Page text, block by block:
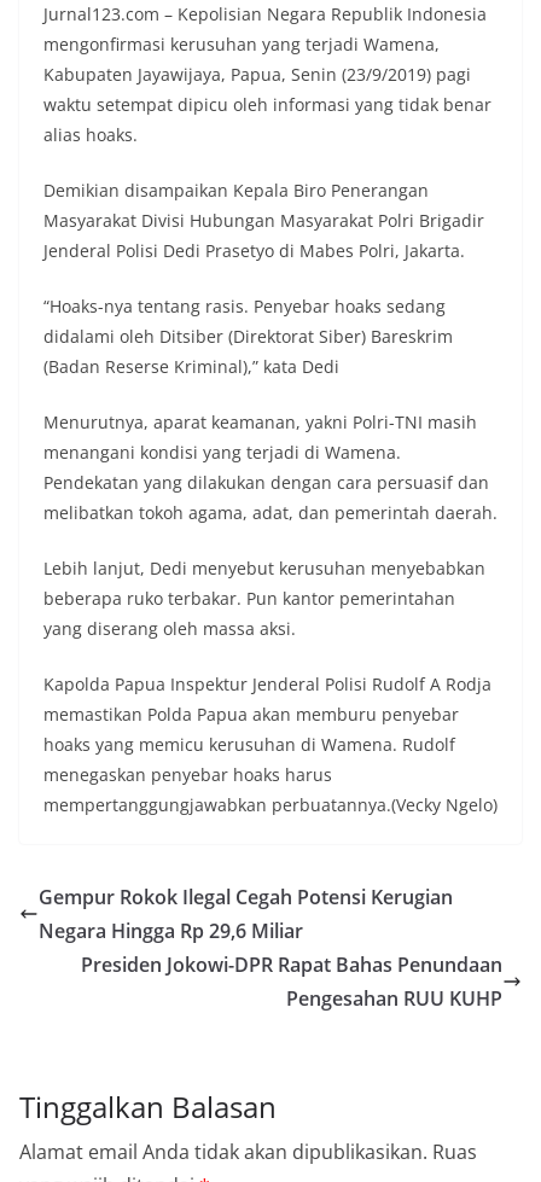
Jurnal123.com – Kepolisian Negara Republik Indonesia
mengonfirmasi kerusuhan yang terjadi Wamena,
Kabupaten Jayawijaya, Papua, Senin (23/9/2019) pagi
waktu setempat dipicu oleh informasi yang tidak benar
alias hoaks.
Demikian disampaikan Kepala Biro Penerangan
Masyarakat Divisi Hubungan Masyarakat Polri Brigadir
Jenderal Polisi Dedi Prasetyo di Mabes Polri, Jakarta.
“Hoaks-nya tentang rasis. Penyebar hoaks sedang
didalami oleh Ditsiber (Direktorat Siber) Bareskrim
(Badan Reserse Kriminal),” kata Dedi
Menurutnya, aparat keamanan, yakni Polri-TNI masih
menangani kondisi yang terjadi di Wamena.
Pendekatan yang dilakukan dengan cara persuasif dan
melibatkan tokoh agama, adat, dan pemerintah daerah.
Lebih lanjut, Dedi menyebut kerusuhan menyebabkan
beberapa ruko terbakar. Pun kantor pemerintahan
yang diserang oleh massa aksi.
Kapolda Papua Inspektur Jenderal Polisi Rudolf A Rodja
memastikan Polda Papua akan memburu penyebar
hoaks yang memicu kerusuhan di Wamena. Rudolf
menegaskan penyebar hoaks harus
mempertanggungjawabkan perbuatannya.(Vecky Ngelo)
Gempur Rokok Ilegal Cegah Potensi Kerugian
Negara Hingga Rp 29,6 Miliar
Presiden Jokowi-DPR Rapat Bahas Penundaan
Pengesahan RUU KUHP
Tinggalkan Balasan
Alamat email Anda tidak akan dipublikasikan. Ruas